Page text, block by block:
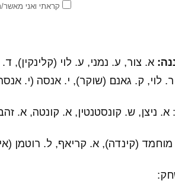
קראתי ואני
א. צור, ע. נמני, ע. לוי
לוי, ק. גאנם (שוקר), י. אנסה (י.
: א. ניצן, ש. קונסטנטין, א. קונטה, א.
(קינדה), א. קריאף, ל. רוטמן